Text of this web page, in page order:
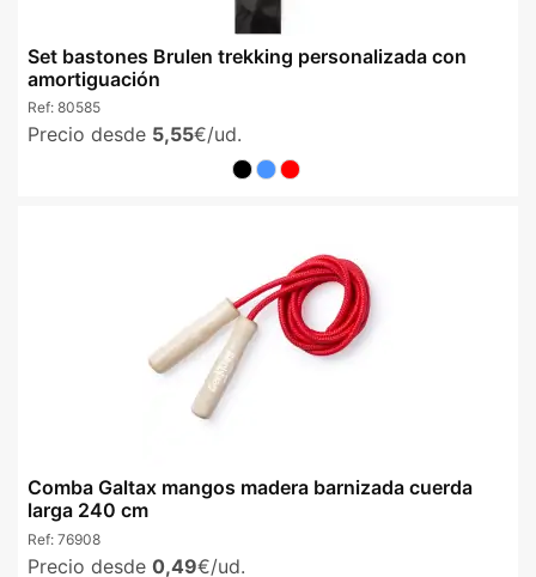
Set bastones Brulen trekking personalizada con
amortiguación
Ref: 80585
Precio desde 5,55€/ud.
Comba Galtax mangos madera barnizada cuerda
larga 240 cm
Ref: 76908
Precio desde 0,49€/ud.